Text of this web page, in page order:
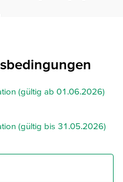
(gültig ab 01.06.2026)
(gültig bis 31.05.2026)